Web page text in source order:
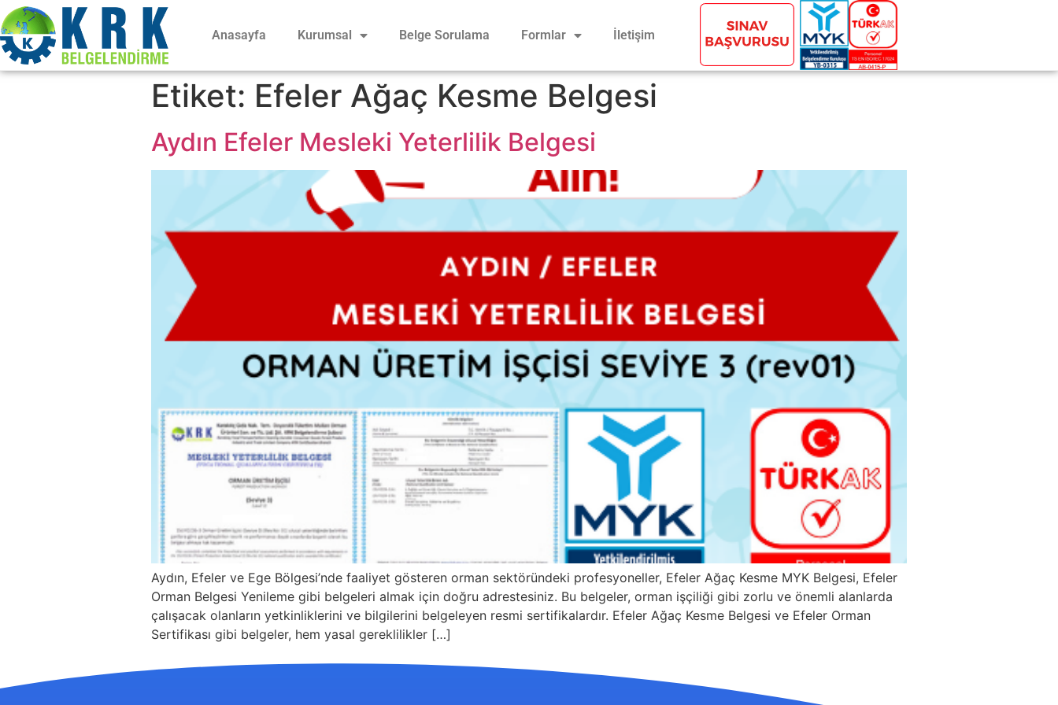
Anasayfa Kurumsal Belge Sorulama Formlar İletişim
Etiket: Efeler Ağaç Kesme Belgesi
Aydın Efeler Mesleki Yeterlilik Belgesi
Aydın, Efeler ve Ege Bölgesi’nde faaliyet gösteren orman sektöründeki profesyoneller, Efeler Ağaç Kesme MYK Belgesi, Efeler
Orman Belgesi Yenileme gibi belgeleri almak için doğru adrestesiniz. Bu belgeler, orman işçiliği gibi zorlu ve önemli alanlarda
çalışacak olanların yetkinliklerini ve bilgilerini belgeleyen resmi sertifikalardır. Efeler Ağaç Kesme Belgesi ve Efeler Orman
Sertifikası gibi belgeler, hem yasal gereklilikler […]